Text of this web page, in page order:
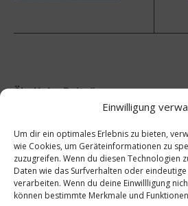
Einwilligung
Um dir ein optimales Erlebnis zu bieten,
wie Cookies, um Geräteinformationen zu
zuzugreifen. Wenn du diesen Technologien
Daten wie das Surfverhalten oder
verarbeiten. Wenn du deine Einwillligung
können bestimmte Merkmale und
Ähnliche Beiträge